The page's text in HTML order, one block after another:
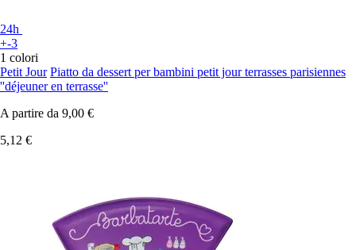
24h
+-3
1 colori
Petit Jour Piatto da dessert per bambini petit jour terrasses parisiennes
''déjeuner en terrasse''
A partire da 9,00 €
5,12 €